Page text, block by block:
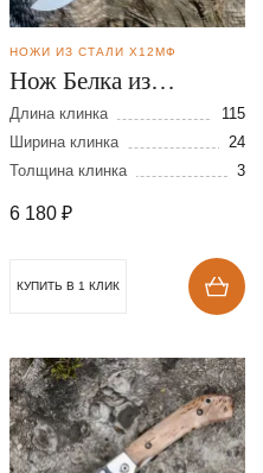
НОЖИ ИЗ СТАЛИ Х12МФ
Нож Белка из
кованной стали
Х12МФ
Длина клинка
115
Ширина клинка
24
Толщина клинка
3
6 180 ₽
КУПИТЬ В 1 КЛИК